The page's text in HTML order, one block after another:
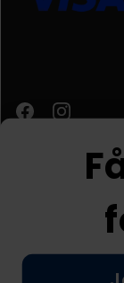
© Nordic